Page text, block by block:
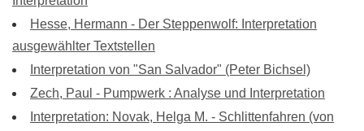
Hesse, Hermann - Der Steppenwolf: Interpretation
ausgewählter Textstellen
Interpretation von "San Salvador" (Peter Bichsel)
Zech, Paul - Pumpwerk : Analyse und Interpretation
Interpretation: Novak, Helga M. - Schlittenfahren (von